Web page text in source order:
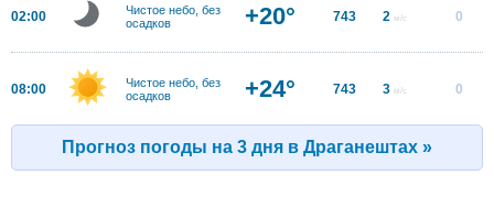
02:00
Чистое небо, без
осадков
+20° 743 2 м/с 0
08:00
Чистое небо, без
осадков
+24° 743 3 м/с 0
Прогноз погоды на 3 дня в Драганештах »